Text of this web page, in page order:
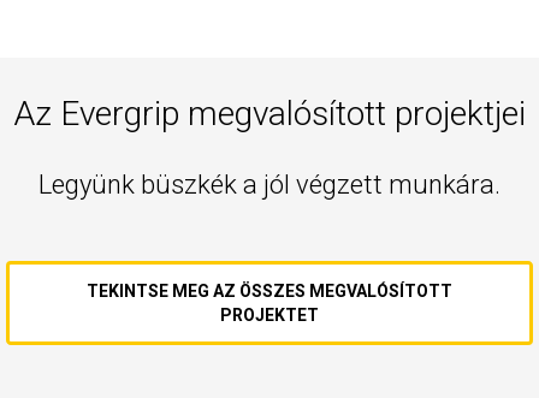
Az Evergrip megvalósított projektjei
Legyünk büszkék a jól végzett munkára.
TEKINTSE MEG AZ ÖSSZES MEGVALÓSÍTOTT
PROJEKTET